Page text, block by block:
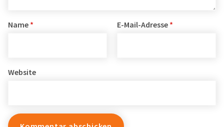
Name * E-Mail-Adresse *
Website